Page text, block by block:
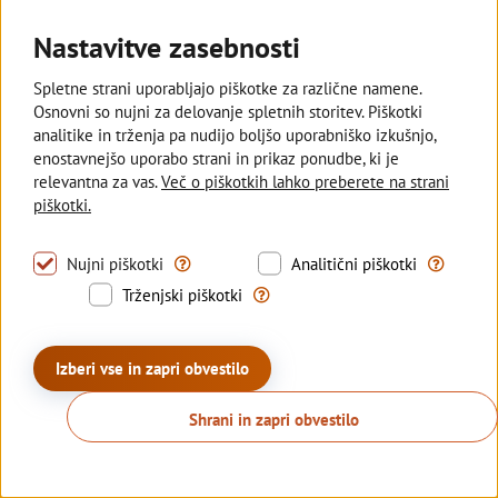
Sledite nam
Kazalo strani
Sisbon
Sisbiz
Produkcija:Creatim
Nastavitve zasebnosti
Spletne strani uporabljajo piškotke za različne namene.
Osnovni so nujni za delovanje spletnih storitev. Piškotki
analitike in trženja pa nudijo boljšo uporabniško izkušnjo,
enostavnejšo uporabo strani in prikaz ponudbe, ki je
relevantna za vas.Več o piškotkih lahko preberete na strani
piškotki.
Nujni piškotki Tovrstni piškotki omogočajo uporabo nujno
Analitični piškotki S
Trženjski piškotki Trženjski piškotki se uporabljajo
Izberi vse in zapri obvestilo
Shrani in zapri obvestilo